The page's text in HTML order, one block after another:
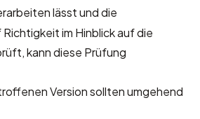
lässt und die
im Hinblick auf die
kann diese Prüfung
Version sollten umgehend